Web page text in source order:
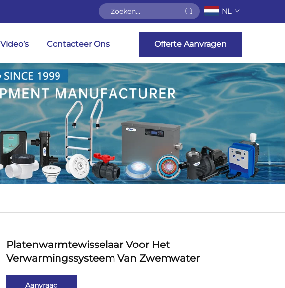
NL
Video’s Contacteer Ons Offerte Aanvragen
Platenwarmtewisselaar Voor Het
Verwarmingssysteem Van Zwemwater
Aanvraag